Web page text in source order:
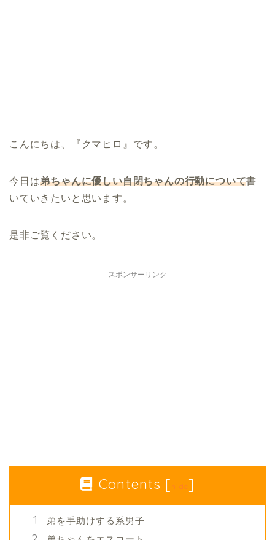
こんにちは、『クマヒロ』です。
今日は弟ちゃんに優しい自閉ちゃんの行動について書
いていきたいと思います。
是非ご覧ください。
スポンサーリンク
Contents [ hide ]
弟を手助けする系男子